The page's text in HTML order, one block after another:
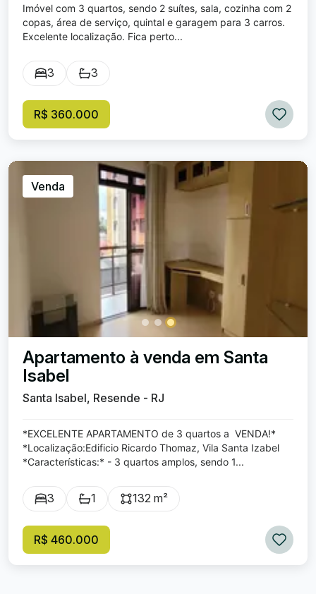
Imóvel com 3 quartos, sendo 2 suítes, sala, cozinha com 2
copas, área de serviço, quintal e garagem para 3 carros.
Excelente localização. Fica perto...
3 3
R$ 360.000
Venda
Apartamento à venda em Santa
Isabel
Santa Isabel, Resende - RJ
*EXCELENTE APARTAMENTO de 3 quartos a VENDA!*
*Localização:Edificio Ricardo Thomaz, Vila Santa Izabel
*Características:* - 3 quartos amplos, sendo 1...
3 1 132 m²
R$ 460.000